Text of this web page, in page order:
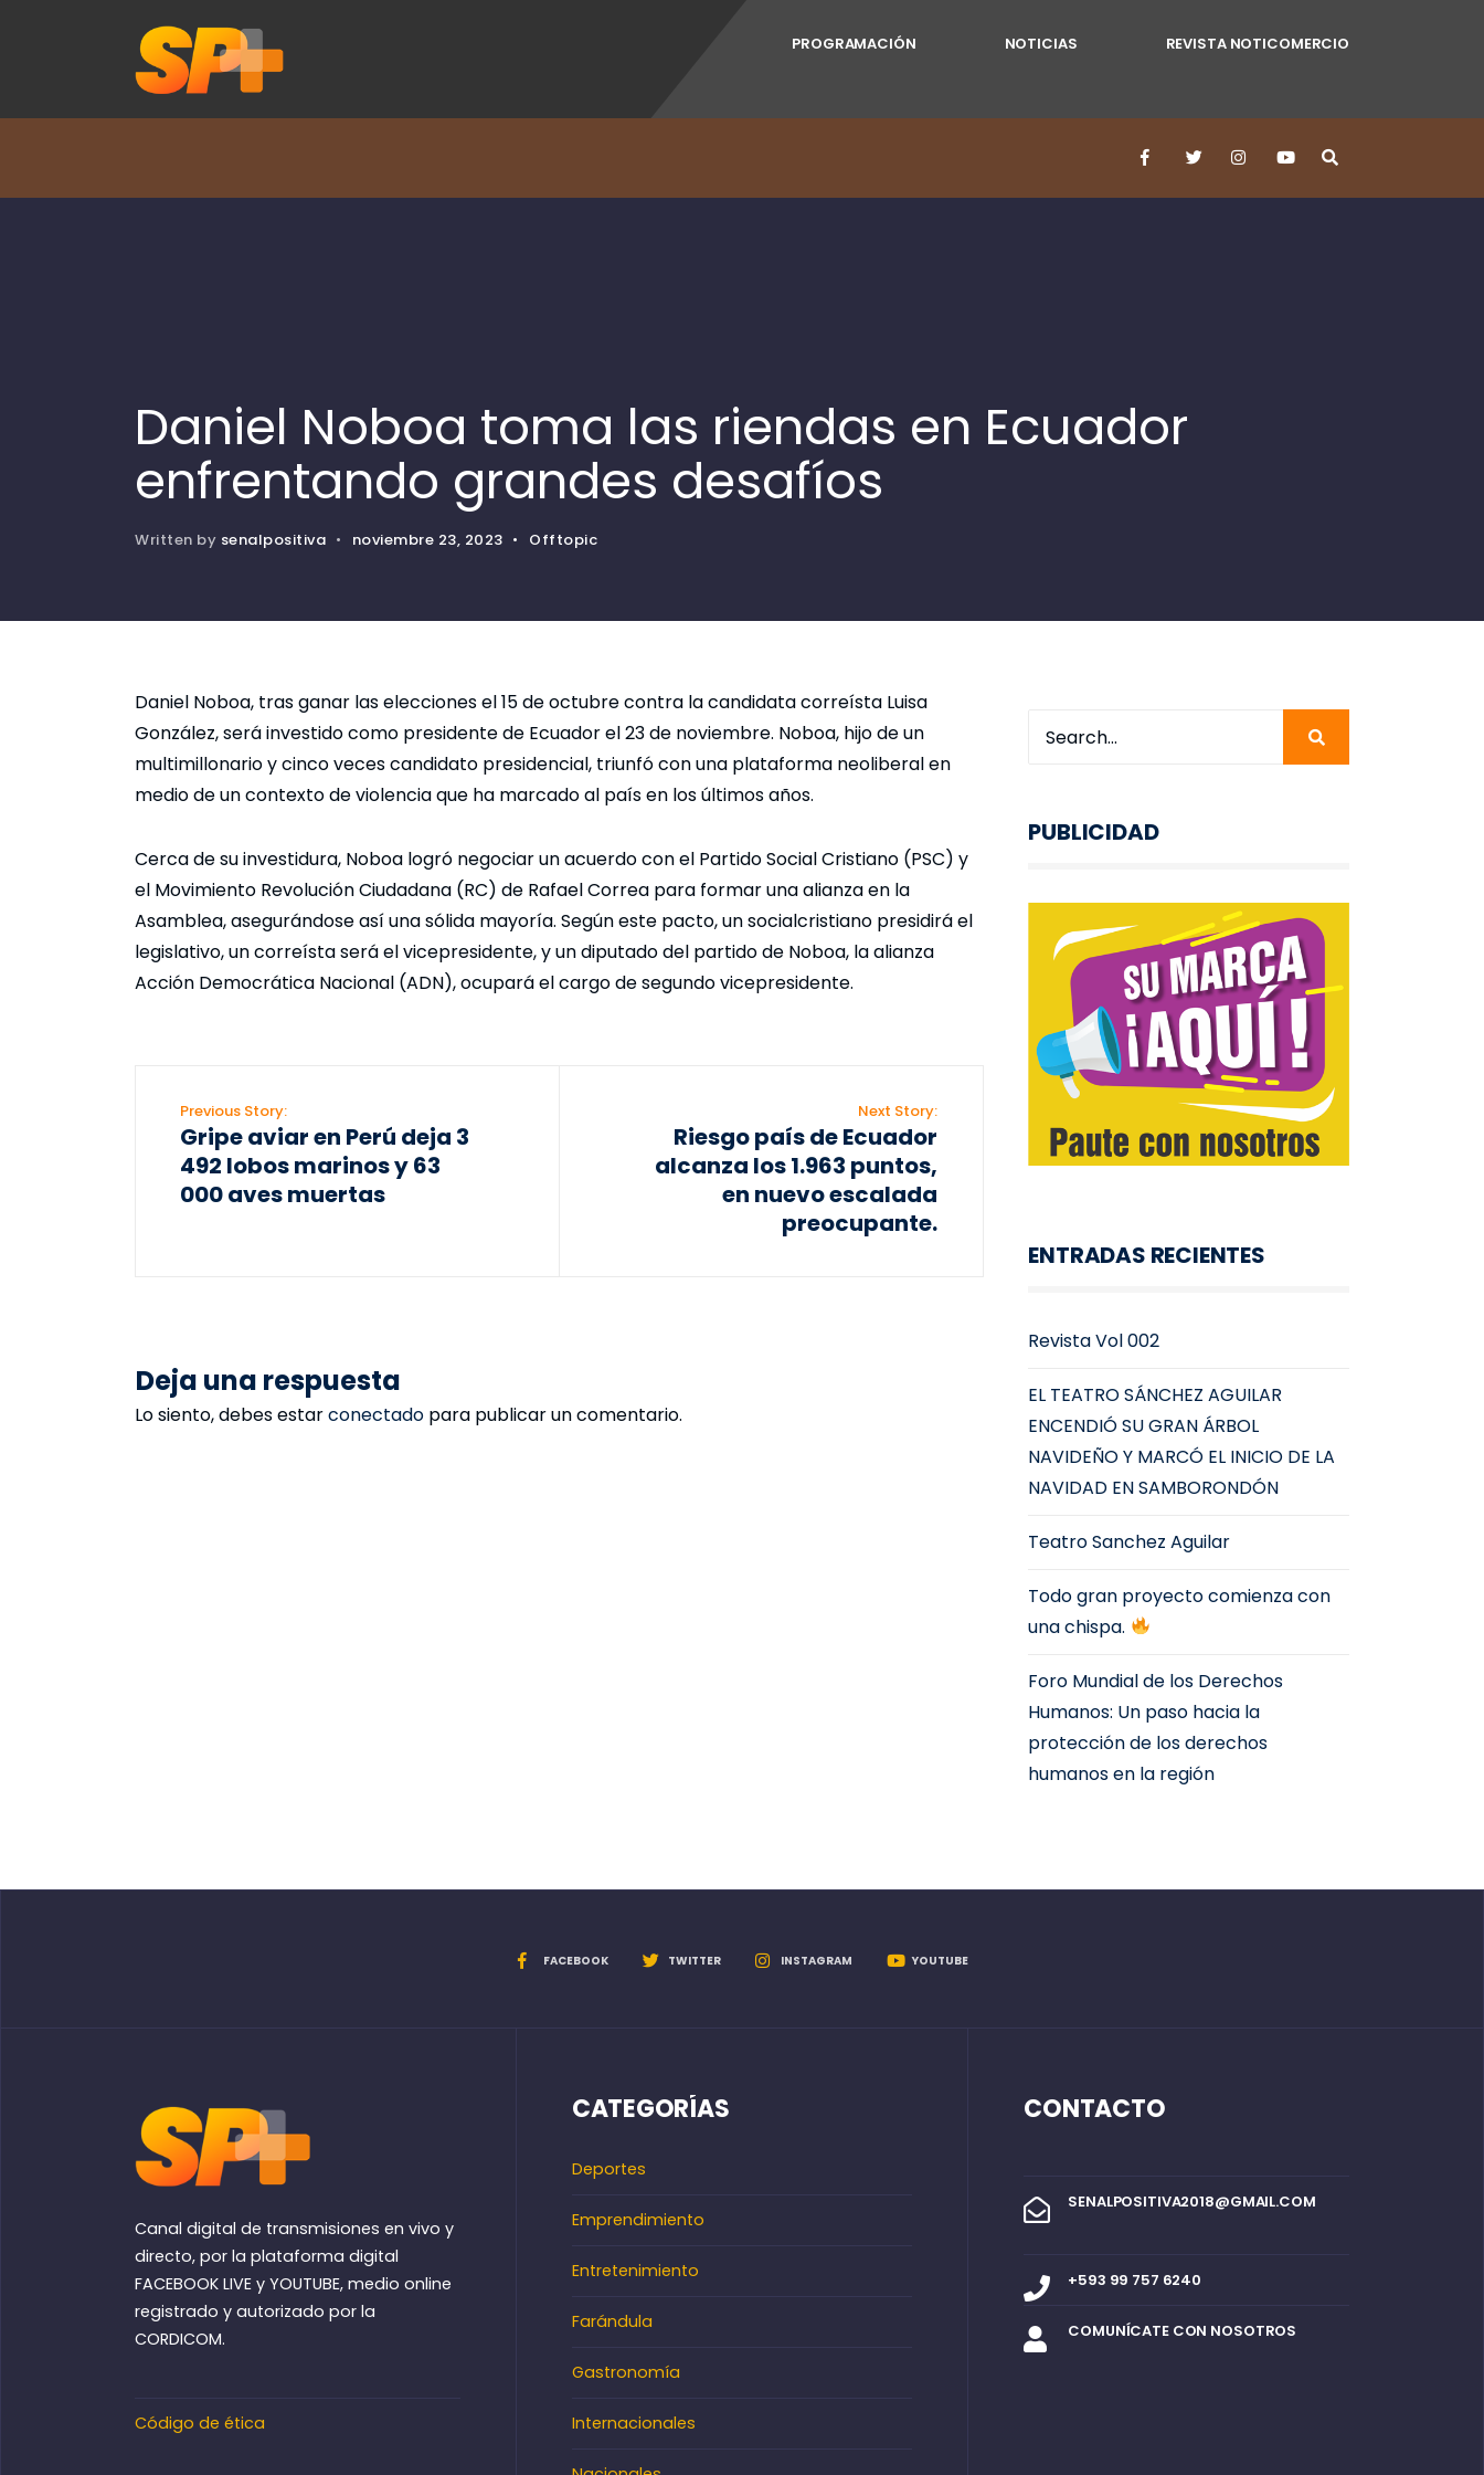
PROGRAMACIÓN NOTICIAS REVISTA NOTICOMERCIO
Daniel Noboa toma las riendas en Ecuador
enfrentando grandes desafíos
Written by senalpositiva • noviembre 23, 2023 • Offtopic
Daniel Noboa, tras ganar las elecciones el 15 de octubre contra la candidata correísta Luisa
González, será investido como presidente de Ecuador el 23 de noviembre. Noboa, hijo de un
multimillonario y cinco veces candidato presidencial, triunfó con una plataforma neoliberal en
medio de un contexto de violencia que ha marcado al país en los últimos años.
Cerca de su investidura, Noboa logró negociar un acuerdo con el Partido Social Cristiano (PSC) y
el Movimiento Revolución Ciudadana (RC) de Rafael Correa para formar una alianza en la
Asamblea, asegurándose así una sólida mayoría. Según este pacto, un socialcristiano presidirá el
legislativo, un correísta será el vicepresidente, y un diputado del partido de Noboa, la alianza
Acción Democrática Nacional (ADN), ocupará el cargo de segundo vicepresidente.
Previous Story:
Gripe aviar en Perú deja 3
492 lobos marinos y 63
000 aves muertas
Next Story:
Riesgo país de Ecuador
alcanza los 1.963 puntos,
en nuevo escalada
preocupante.
Deja una respuesta
Lo siento, debes estarconectado para publicar un comentario.
PUBLICIDAD
ENTRADAS RECIENTES
Revista Vol 002
EL TEATRO SÁNCHEZ AGUILAR
ENCENDIÓ SU GRAN ÁRBOL
NAVIDEÑO Y MARCÓ EL INICIO DE LA
NAVIDAD EN SAMBORONDÓN
Teatro Sanchez Aguilar
Todo gran proyecto comienza con
una chispa.
Foro Mundial de los Derechos
Humanos: Un paso hacia la
protección de los derechos
humanos en la región
FACEBOOK TWITTER INSTAGRAM YOUTUBE
Canal digital de transmisiones en vivo y
directo, por la plataforma digital
FACEBOOK LIVE y YOUTUBE, medio online
registrado y autorizado por la
CORDICOM.
Código de ética
CATEGORÍAS
Deportes
Emprendimiento
Entretenimiento
Farándula
Gastronomía
Internacionales
CONTACTO
SENALPOSITIVA2018@GMAIL.COM
+593 99 757 6240
COMUNÍCATE CON NOSOTROS